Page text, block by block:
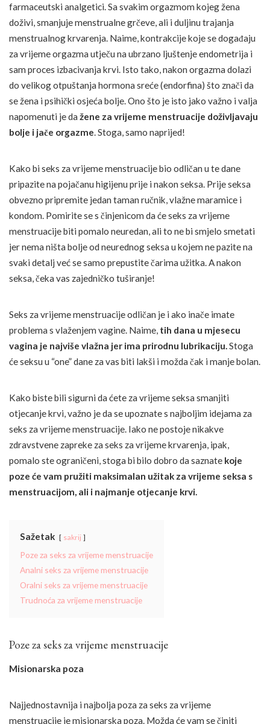
farmaceutski analgetici. Sa svakim orgazmom kojeg žena
doživi, smanjuje menstrualne grčeve, ali i duljinu trajanja
menstrualnog krvarenja. Naime, kontrakcije koje se događaju
za vrijeme orgazma utječu na ubrzano ljuštenje endometrija i
sam proces izbacivanja krvi. Isto tako, nakon orgazma dolazi
do velikog otpuštanja hormona sreće (endorfina) što znači da
se žena i psihički osjeća bolje. Ono što je isto jako važno i valja
napomenuti je da žene za vrijeme menstruacije doživljavaju
bolje i jače orgazme. Stoga, samo naprijed!
Kako bi seks za vrijeme menstruacije bio odličan u te dane
pripazite na pojačanu higijenu prije i nakon seksa. Prije seksa
obvezno pripremite jedan taman ručnik, vlažne maramice i
kondom. Pomirite se s činjenicom da će seks za vrijeme
menstruacije biti pomalo neuredan, ali to ne bi smjelo smetati
jer nema ništa bolje od neurednog seksa u kojem ne pazite na
svaki detalj već se samo prepustite čarima užitka. A nakon
seksa, čeka vas zajedničko tuširanje!
Seks za vrijeme menstruacije odličan je i ako inače imate
problema s vlaženjem vagine. Naime, tih dana u mjesecu
vagina je najviše vlažna jer ima prirodnu lubrikaciju.Stoga
će seksu u “one” dane za vas biti lakši i možda čak i manje bolan.
Kako biste bili sigurni da ćete za vrijeme seksa smanjiti
otjecanje krvi, važno je da se upoznate s najboljim idejama za
seks za vrijeme menstruacije. Iako ne postoje nikakve
zdravstvene zapreke za seks za vrijeme krvarenja, ipak,
pomalo ste ograničeni, stoga bi bilo dobro da saznate koje
poze će vam pružiti maksimalan užitak za vrijeme seksa s
menstruacijom, ali i najmanje otjecanje krvi.
Sažetak sakrij
Poze za seks za vrijeme menstruacije
Analni seks za vrijeme menstruacije
Oralni seks za vrijeme menstruacije
Trudnoća za vrijeme menstruacije
Poze za seks za vrijeme menstruacije
Misionarska poza
Najjednostavnija i najbolja poza za seks za vrijeme
menstruacije je misionarska poza. Možda će vam se činiti